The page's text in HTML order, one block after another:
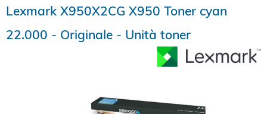
Lexmark X950X2CG X950 Toner cyan
22.000 - Originale - Unità toner